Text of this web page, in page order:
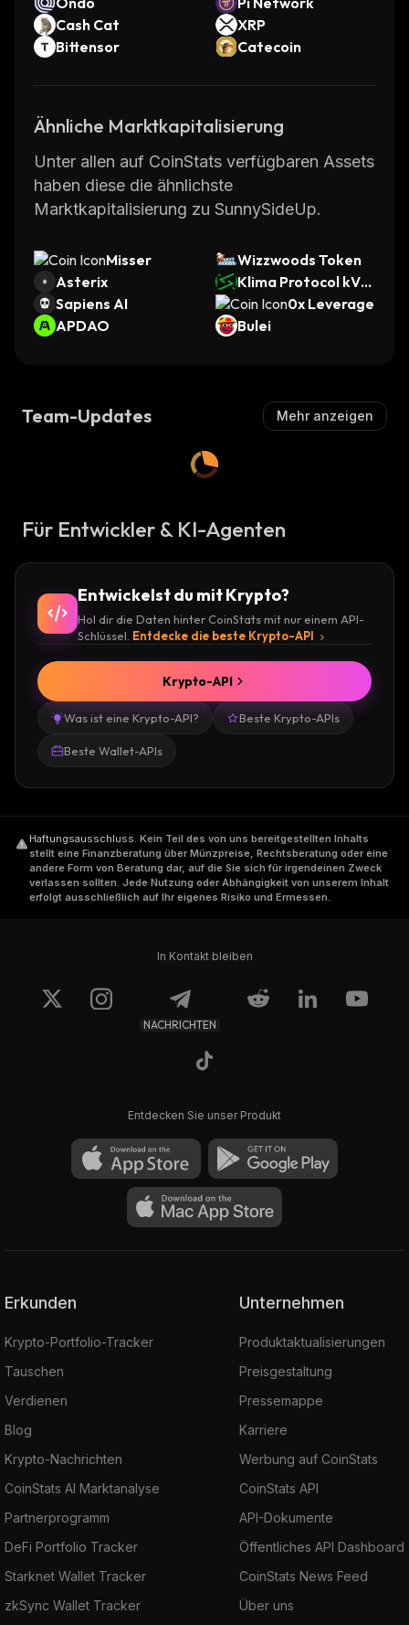
Cash Cat
XRP
Bittensor
Catecoin
Ähnliche Marktkapitalisierung
Unter allen auf CoinStats verfügbaren Assets
haben diese die ähnlichste
Marktkapitalisierung zu SunnySideUp.
Misser
Wizzwoods Token
Asterix
Klima Protocol kVC
M
Sapiens AI
0x Leverage
APDAO
Bulei
Team-Updates Mehr anzeigen
Für Entwickler & KI-Agenten
Entwickelst du mit Krypto?
Hol dir die Daten hinter CoinStats mit nur einem API-
Schlüssel. Entdecke die beste Krypto-API
Was ist eine Krypto-API? Beste Krypto-APIs
Beste Wallet-APIs
Krypto-API
Haftungsausschluss. Kein Teil des von uns bereitgestellten Inhalts
stellt eine Finanzberatung über Münzpreise, Rechtsberatung oder eine
andere Form von Beratung dar, auf die Sie sich für irgendeinen Zweck
verlassen sollten. Jede Nutzung oder Abhängigkeit von unserem Inhalt
erfolgt ausschließlich auf Ihr eigenes Risiko und Ermessen.
In Kontakt bleiben
NACHRICHTEN
Entdecken Sie unser Produkt
Erkunden
Krypto-Portfolio-Tracker
Tauschen
Verdienen
Blog
Krypto-Nachrichten
CoinStats AI Marktanalyse
Partnerprogramm
DeFi Portfolio Tracker
Starknet Wallet Tracker
zkSync Wallet Tracker
Unternehmen
Produktaktualisierungen
Preisgestaltung
Pressemappe
Karriere
Werbung auf CoinStats
CoinStats API
API-Dokumente
Öffentliches API Dashboard
CoinStats News Feed
Über uns